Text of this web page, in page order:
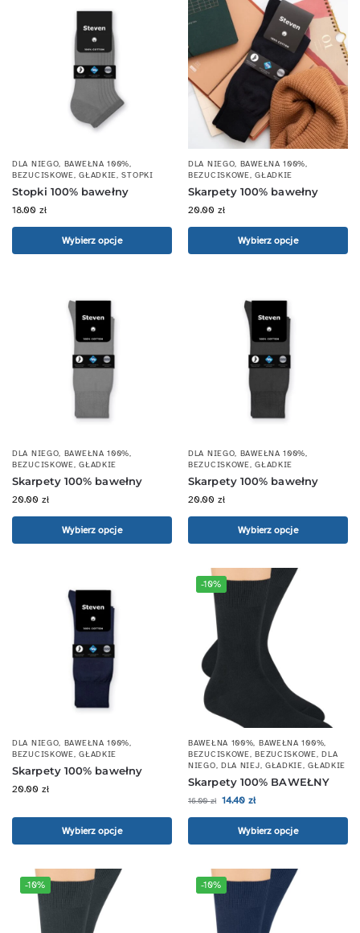
DLA NIEGO, BAWEŁNA 100%,
BEZUCISKOWE,GŁADKIE,STOPKI
Stopki 100% bawełny
18.00 zł
Wybierz opcje
DLA NIEGO, BAWEŁNA 100%,
BEZUCISKOWE,GŁADKIE
Skarpety 100% bawełny
20.00 zł
Wybierz opcje
DLA NIEGO, BAWEŁNA 100%,
BEZUCISKOWE,GŁADKIE
Skarpety 100% bawełny
20.00 zł
Wybierz opcje
DLA NIEGO, BAWEŁNA 100%,
BEZUCISKOWE,GŁADKIE
Skarpety 100% bawełny
20.00 zł
Wybierz opcje
DLA NIEGO, BAWEŁNA 100%,
BEZUCISKOWE,GŁADKIE
Skarpety 100% bawełny
20.00 zł
Wybierz opcje
-10%
BAWEŁNA 100%, BAWEŁNA 100%,
BEZUCISKOWE,BEZUCISKOWE,DLA
NIEGO, DLA NIEJ, GŁADKIE,GŁADKIE
Skarpety 100% BAWEŁNY
16.00zł 14.40 zł
Wybierz opcje
-10% -10%